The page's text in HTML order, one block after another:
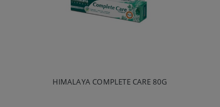
HIMALAYA COMPLETE CARE 80G